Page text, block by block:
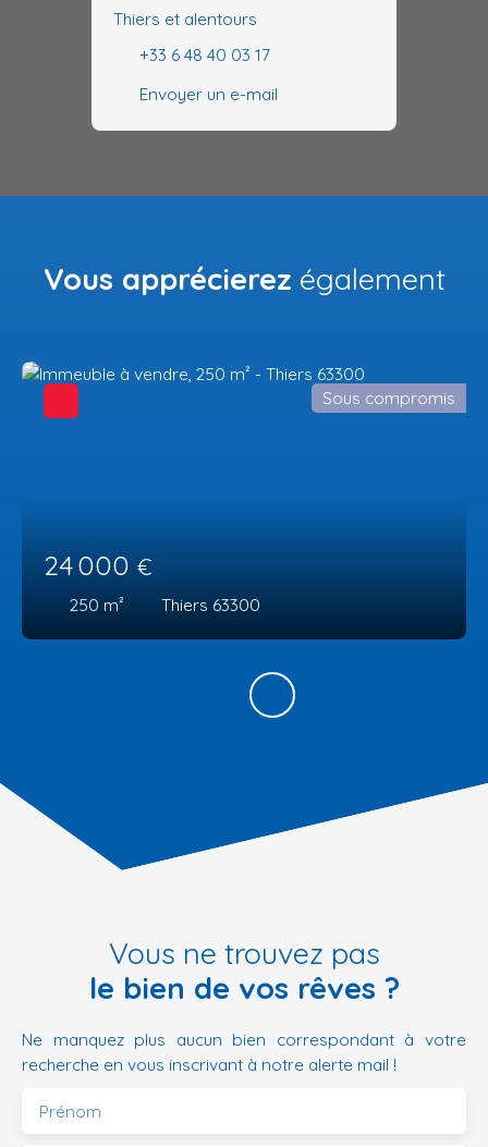
Thiers et alentours
+33 6 48 40 03 17
Envoyer un e-mail
Vous apprécierez également
24 000 €
250 m² Thiers 63300
Sous compromis
Vous ne trouvez pas
le bien de vos rêves ?
Ne manquez plus aucun bien correspondant à votre
recherche en vous inscrivant à notre alerte mail !
Prénom